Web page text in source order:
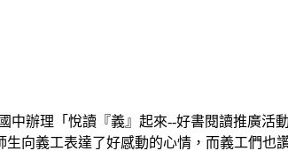
中辦理「悅讀『義』起來--好書閱讀推廣
向義工表達了好感動的心情，而義工們也